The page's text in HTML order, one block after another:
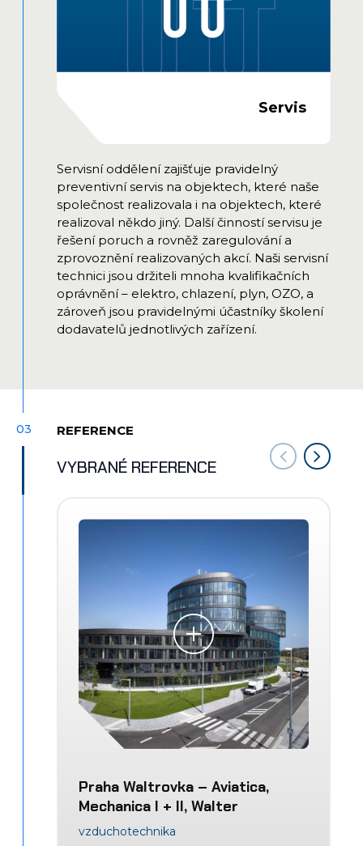
Servis
Servisní oddělení zajišťuje pravidelný
preventivní servis na objektech, které naše
společnost realizovala i na objektech, které
realizoval někdo jiný. Další činností servisu je
řešení poruch a rovněž zaregulování a
zprovoznění realizovaných akcí. Naši servisní
technici jsou držiteli mnoha kvalifikačních
oprávnění – elektro, chlazení, plyn, OZO, a
zároveň jsou pravidelnými účastníky školení
dodavatelů jednotlivých zařízení.
REFERENCE
VYBRANÉ REFERENCE
03
Praha Waltrovka – Aviatica,
Mechanica I + II, Walter
vzduchotechnika